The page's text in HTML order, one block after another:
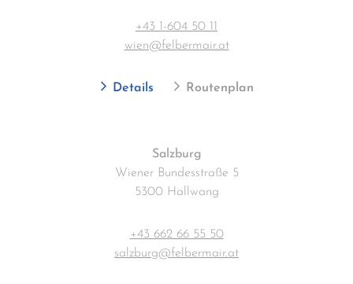
+43 1-604 50 11
wien@felbermair.at
Details Routenplan
Salzburg
Wiener Bundesstraße 5
5300 Hallwang
+43 662 66 55 50
salzburg@felbermair.at